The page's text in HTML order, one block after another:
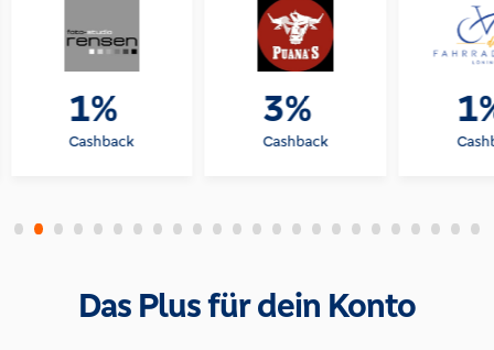
1%
Cashback
3%
Cashback
Das Plus für dein Konto